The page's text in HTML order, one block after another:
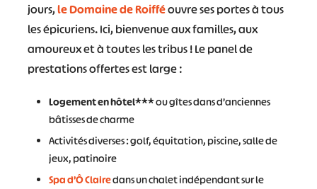
jours,le Domaine de Roifféouvre ses portes à tous
les épicuriens. Ici, bienvenue aux familles, aux
amoureux et à toutes les tribus ! Le panel de
prestations offertes est large :
Logement en hôtel***ou gîtes dans d’anciennes
bâtisses de charme
Activités diverses : golf, équitation, piscine, salle de
jeux, patinoire
Spa d’Ô Clairedans un chalet indépendant sur le